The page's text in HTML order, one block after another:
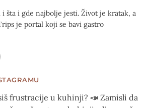
šta i gde najbolje jesti. Život je kratak, a
je portal koji se bavi gastro